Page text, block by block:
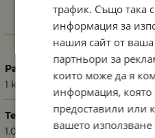
Разфасовка
1 кг
Тегло (кг.)
1.00
трафик. Също така
информация за
нашия сайт от
партньори за
които може да я
информация, която
предоставили или
вашето използване